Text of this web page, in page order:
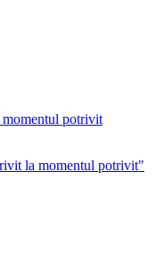
potrivit
la momentul potrivit"